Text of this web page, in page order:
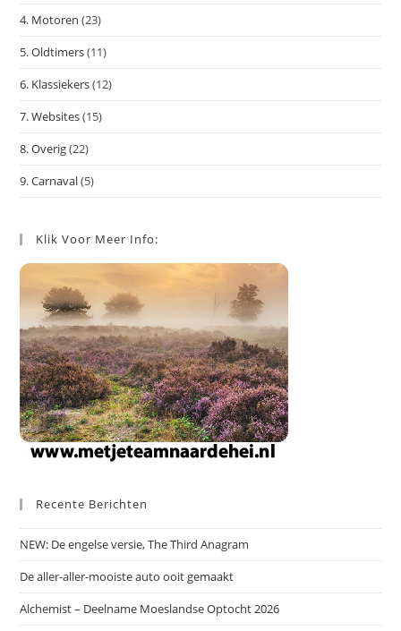
4. Motoren (23)
5. Oldtimers(11)
6. Klassiekers(12)
7. Websites(15)
8. Overig(22)
9. Carnaval(5)
Klik Voor Meer Info:
Recente Berichten
NEW: De engelse versie, The Third Anagram
De aller-aller-mooiste auto ooit gemaakt
Alchemist – Deelname Moeslandse Optocht 2026